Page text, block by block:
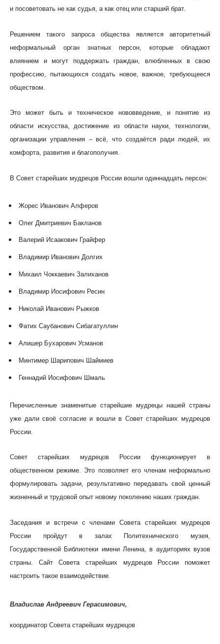
и посоветовать не как судья, а как отец или старший брат.
Решением такого запроса общества является авторитетный
неформальный орган знатных персон, которые обладают
влиянием и могут поддержать граждан, влюбленных в свою
профессию, пытающихся создать новое, важное, требующееся
обществом.
Это может быть и техническое нововведение, и понятие из
области искусства, достижение из области науки, технологии,
организации управления – всё, что создаётся ради людей, их
комфорта, развития и благополучия.
В Совет старейших мудрецов России вошли одиннадцать персон:
Жорес Иванович Алферов
Олег Дмитриевич Бакланов
Валерий Исаакович Грайфер
Владимир Иванович Долгих
Михаил Чоккаевич Залиханов
Владимир Иосифович Ресин
Николай Иванович Рыжков
Фатих Саубанович Сибагатуллин
Алишер Бухарович Усманов
Минтимер Шарипович Шаймиев
Геннадий Иосифович Шмаль
Перечисленные знаменитые старейшие мудрецы нашей страны
уже дали своё согласие и вошли в Совет старейших мудрецов
России.
Совет старейших мудрецов России функционирует в
общественном режиме. Это позволяет его членам неформально
формулировать задачи, результативно передавать свой ценный
жизненный и трудовой опыт новому поколению наших граждан.
Заседания и встречи с членами Совета старейших мудрецов
России пройдут в залах Политехнического музея,
Государственной Библиотеки имени Ленина, в аудиториях вузов
страны. Сайт Совета старейших мудрецов России поможет
настроить такое взаимодействие.
Владислав Андреевич Герасимович,
координатор Совета старейших мудрецов